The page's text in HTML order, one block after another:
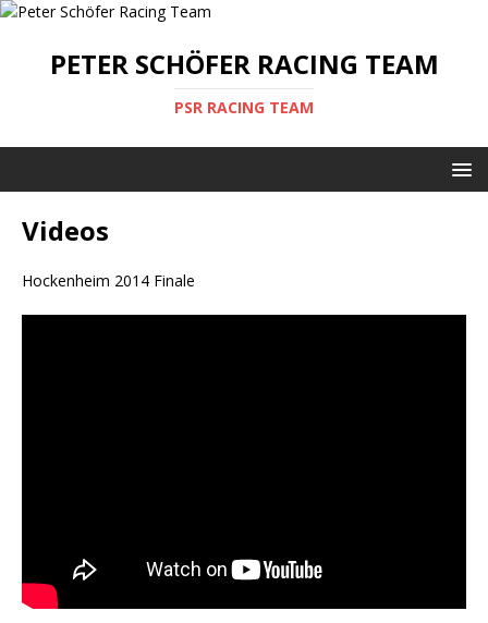
PETER SCHÖFER RACING TEAM
PSR RACING TEAM
Videos
Hockenheim 2014 Finale